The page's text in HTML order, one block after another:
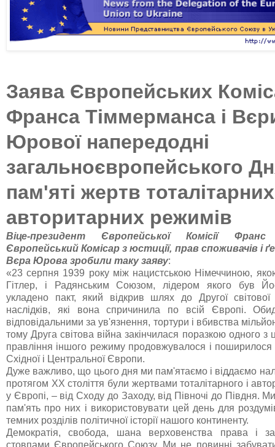
Заява Європейських
Франса Тіммерманса і
Юрової напередодні
загальноєвропейського
пам'яті жертв тоталітарних
авторитарних режимів
Віце-президент Європейської Комісії
Європейський Комісар з юстиції, прав споживачів і
Вєра Юрова зробили таку заяву:
«23 серпня 1939 року між нацистською Німеччиною,
Гітлер, і Радянським Союзом, лідером якого був
укладено пакт, який відкрив шлях до Другої
наслідків, які вона спричинила по всій Європі.
відповідальними за ув'язнення, тортури і вбивства
тому Друга світова війна закінчилася поразкою одного з
правління іншого режиму продовжувалося і поширилося
Східної і Центральної Європи.
Дуже важливо, що цього дня ми пам'ятаємо і віддаємо
протягом ХХ століття були жертвами тоталітарного і
у Європі, – від Сходу до Заходу, від Півночі до Півдня. Ми
пам'ять про них і використовувати цей день для
темних розділів політичної історії нашого континенту.
Демократія, свобода, шана верховенства права і
стовпами Європейського Союзу. Ми не повинні